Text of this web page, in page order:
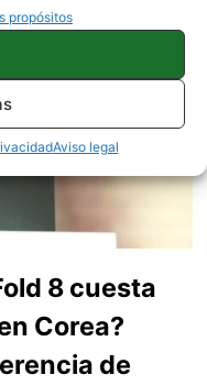
propósitos
Aviso legal
8 cuesta
Corea?
de